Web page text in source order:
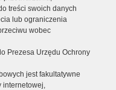
treści swoich danych
lub ograniczenia
wobec
Prezesa Urzędu Ochrony
jest fakultatywne
internetowej,